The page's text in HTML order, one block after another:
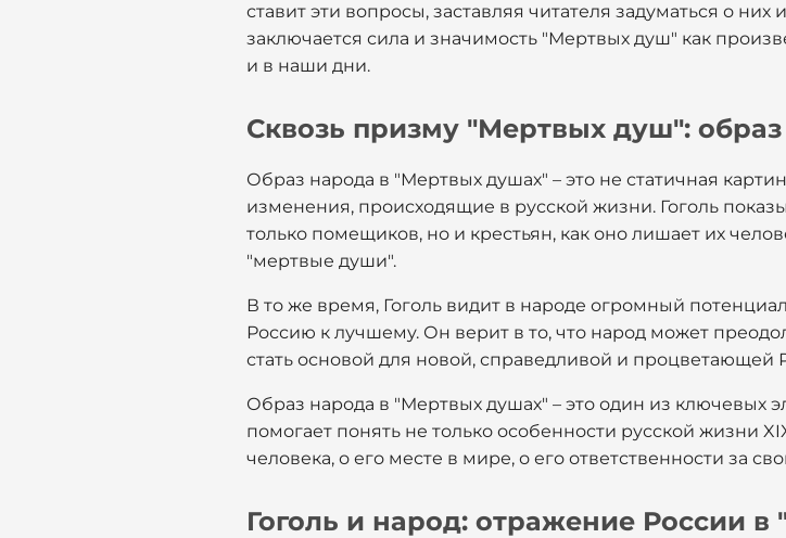
ставит эти вопросы, заставляя читателя задуматься о
заключается сила и значимость "Мертвых душ" как
и в наши дни.
Сквозь призму "Мертвых душ": образ
Образ народа в "Мертвых душах" – это не статичная
изменения, происходящие в русской жизни. Гоголь
только помещиков, но и крестьян, как оно лишает их
"мертвые души".
В то же время, Гоголь видит в народе огромный
Россию к лучшему. Он верит в то, что народ может
стать основой для новой, справедливой и процветающей
Образ народа в "Мертвых душах" – это один из ключевых
помогает понять не только особенности русской жизни
человека, о его месте в мире, о его ответственности за
Гоголь и народ: отражение России